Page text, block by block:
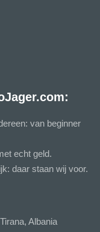
van beginner
echt geld.
daar staan wij voor.
Albania